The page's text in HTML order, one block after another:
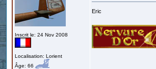
Inscrit le: 24 Nov 2008
Localisation: Lorient
Âge: 66
Eric